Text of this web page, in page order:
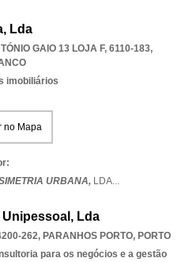
Lda
GAIO 13 LOJA F, 6110-183,
imobiliários
no Mapa
URBANA, LDA...
Lda
262, PARANHOS PORTO, PORTO
para os negócios e a gestão